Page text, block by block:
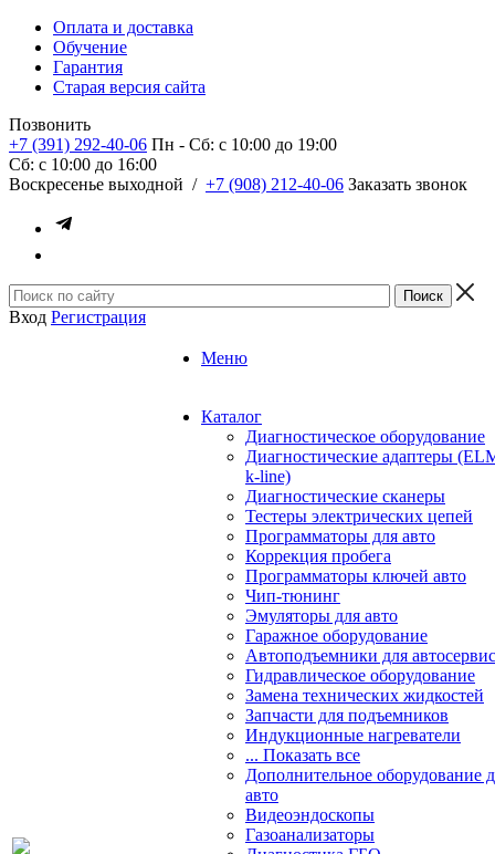
Оплата и доставка
Обучение
Гарантия
Старая версия сайта
Позвонить
+7 (391) 292-40-06 Пн - Сб: c 10:00 до 19:00
Сб: c 10:00 до 16:00
​Воскресенье выходной / +7 (908) 212-40-06 Заказать звонок
Вход Регистрация
Меню
Каталог
Диагностическое оборудование
Диагностические адаптеры
k-line)
Диагностические сканеры
Тестеры электрических цепей
Программаторы для авто
Коррекция пробега
Программаторы ключей авто
Чип-тюнинг
Эмуляторы для авто
Гаражное оборудование
Автоподъемники для
Гидравлическое оборудование
Замена технических жидкостей
Запчасти для подъемников
Индукционные нагреватели
... Показать все
Дополнительное оборудование
авто
Видеоэндоскопы
Газоанализаторы